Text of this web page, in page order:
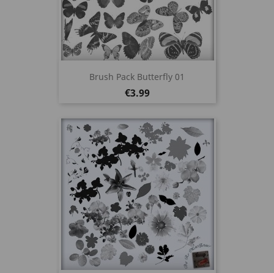
Brush Pack Butterfly 01
Price
€3.99